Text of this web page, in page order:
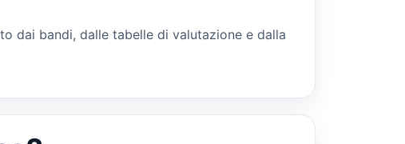
dai bandi, dalle tabelle di valutazione e dalla